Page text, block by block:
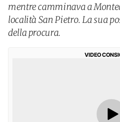
mentre camminava a
località San Pietro. La sua
della procura.
VIDEO